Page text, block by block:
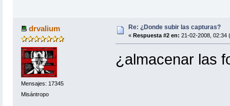
drvalium
Mensajes: 17345
Misántropo
Re: ¿Donde subir las capturas?
« Respuesta #2 en: 21-02-2008, 02:34
¿almacenar las